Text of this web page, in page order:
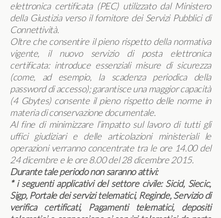
elettronica certificata (PEC) utilizzato dal Ministero
della Giustizia verso il fornitore dei Servizi Pubblici di
Connettività.
Oltre che consentire il pieno rispetto della normativa
vigente, il nuovo servizio di posta elettronica
certificata: introduce essenziali misure di sicurezza
(come, ad esempio, la scadenza periodica della
password di accesso); garantisce una maggior capacità
(4 Gbytes) consente il pieno rispetto delle norme in
materia di conservazione documentale.
Al fine di minimizzare l’impatto sul lavoro di tutti gli
uffici giudiziari e delle articolazioni ministeriali le
operazioni verranno concentrate tra le ore 14.00 del
24 dicembre e le ore 8.00 del 28 dicembre 2015.
Durante tale periodo non saranno attivi:
* i seguenti applicativi del settore civile: Sicid, Siecic,
Sigp, Portale dei servizi telematici, Reginde, Servizio di
verifica certificati, Pagamenti telematici, depositi